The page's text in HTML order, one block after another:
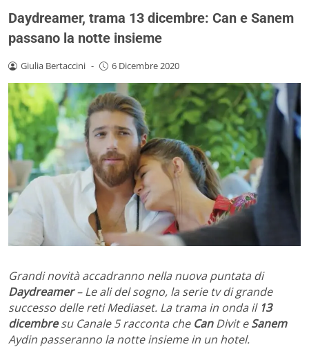
Daydreamer, trama 13 dicembre: Can e Sanem
passano la notte insieme
Giulia Bertaccini - 6 Dicembre 2020
Grandi novità accadranno nella nuova puntata di
Daydreamer– Le ali del sogno, la serie tv di grande
successo delle reti Mediaset. La trama in onda il13
dicembresu Canale 5 racconta che CanDivit eSanem
Aydin passeranno la notte insieme in un hotel.